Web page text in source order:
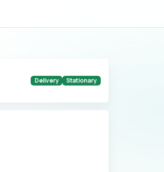
Delivery Stationary